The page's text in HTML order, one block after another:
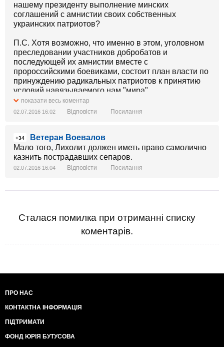
нашему президенту выполнение минских
соглашений с амнистии своих собственных
украинских патриотов?
П.С. Хотя возможно, что именно в этом, уголовном
преследовании участников добробатов и
последующей их амнистии вместе с
пророссийскими боевиками, состоит план власти по
принуждению радикальных патриотов к принятию
условий навязываемого нам "мира".
Извините за репост.
показати весь коментар
02.07.2016 16:02 Відповісти Посилання
+34
Ветеран Воевалов
Мало того, Лихолит должен иметь право самолично
казнить пострадавших сепаров.
02.07.2016 16:04 Відповісти Посилання
Сталася помилка при отриманні списку
коментарів.
ПРО НАС
КОНТАКТНА ІНФОРМАЦІЯ
ПІДТРИМАТИ
ФОНД ЮРІЯ БУТУСОВА